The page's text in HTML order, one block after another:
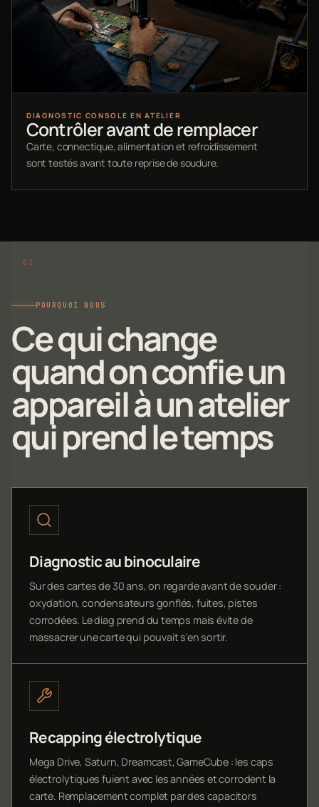
DIAGNOSTIC CONSOLE EN ATELIER
Contrôler avant de remplacer
Carte, connectique, alimentation et refroidissement
sont testés avant toute reprise de soudure.
POURQUOI NOUS
Ce qui change
quand on confie un
appareil à un atelier
qui prend le temps
Diagnostic au binoculaire
Sur des cartes de 30 ans, on regarde avant de souder :
oxydation, condensateurs gonflés, fuites, pistes
corrodées. Le diag prend du temps mais évite de
massacrer une carte qui pouvait s'en sortir.
Recapping électrolytique
Mega Drive, Saturn, Dreamcast, GameCube : les caps
électrolytiques fuient avec les années et corrodent la
carte. Remplacement complet par des capacitors